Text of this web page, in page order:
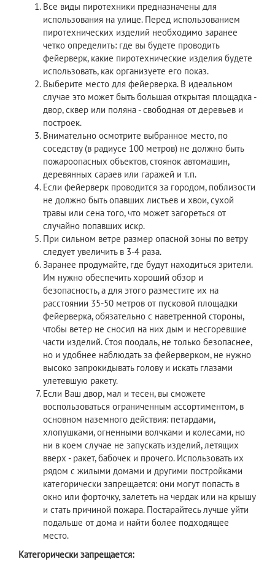
Все виды пиротехники предназначены для
использования на улице. Перед использованием
пиротехнических изделий необходимо заранее
четко определить: где вы будете проводить
фейерверк, какие пиротехнические изделия будете
использовать, как организуете его показ.
Выберите место для фейерверка. В идеальном
случае это может быть большая открытая площадка -
двор, сквер или поляна - свободная от деревьев и
построек.
Внимательно осмотрите выбранное место, по
соседству (в радиусе 100 метров) не должно быть
пожароопасных объектов, стоянок автомашин,
деревянных сараев или гаражей и т.п.
Если фейерверк проводится за городом, поблизости
не должно быть опавших листьев и хвои, сухой
травы или сена того, что может загореться от
случайно попавших искр.
При сильном ветре размер опасной зоны по ветру
следует увеличить в 3-4 раза.
Заранее продумайте, где будут находиться зрители.
Им нужно обеспечить хороший обзор и
безопасность, а для этого разместите их на
расстоянии 35-50 метров от пусковой площадки
фейерверка, обязательно с наветренной стороны,
чтобы ветер не сносил на них дым и несгоревшие
части изделий. Стоя поодаль, не только безопаснее,
но и удобнее наблюдать за фейерверком, не нужно
высоко запрокидывать голову и искать глазами
улетевшую ракету.
Если Ваш двор, мал и тесен, вы сможете
воспользоваться ограниченным ассортиментом, в
основном наземного действия: петардами,
хлопушками, огненными волчками и колесами, но
ни в коем случае не запускать изделий, летящих
вверх - ракет, бабочек и прочего. Использовать их
рядом с жилыми домами и другими постройками
категорически запрещается: они могут попасть в
окно или форточку, залететь на чердак или на крышу
и стать причиной пожара. Постарайтесь лучше уйти
подальше от дома и найти более подходящее
место.
Категорически запрещается: